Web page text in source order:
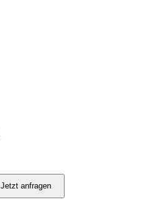
Jetzt anfragen